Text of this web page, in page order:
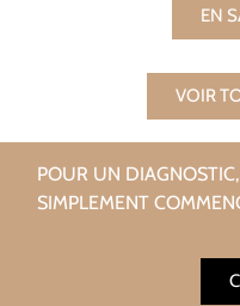
EN
VOIR
POUR UN
SIMPLEMENT